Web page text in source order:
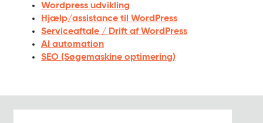
Wordpress udvikling
Hjælp/assistance til WordPress
Serviceaftale / Drift af WordPress
AI automation
SEO (Søgemaskine optimering)